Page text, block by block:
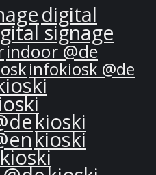
digital
signage
indoor @de
infokiosk @de
kioski
kioski
kioski